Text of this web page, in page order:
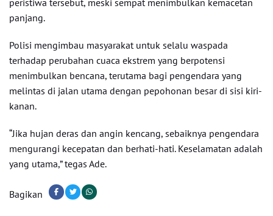
panjang.
Polisi mengimbau masyarakat untuk selalu waspada
terhadap perubahan cuaca ekstrem yang berpotensi
menimbulkan bencana, terutama bagi pengendara yang
melintas di jalan utama dengan pepohonan besar di sisi kiri-
kanan.
“Jika hujan deras dan angin kencang, sebaiknya pengendara
mengurangi kecepatan dan berhati-hati. Keselamatan adalah
yang utama,” tegas Ade.
Bagikan